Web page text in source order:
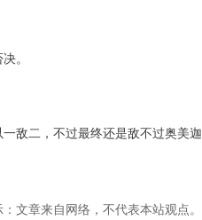
。
敌二，不过最终还是敌不过奥美迦
文章来自网络，不代表本站观点。